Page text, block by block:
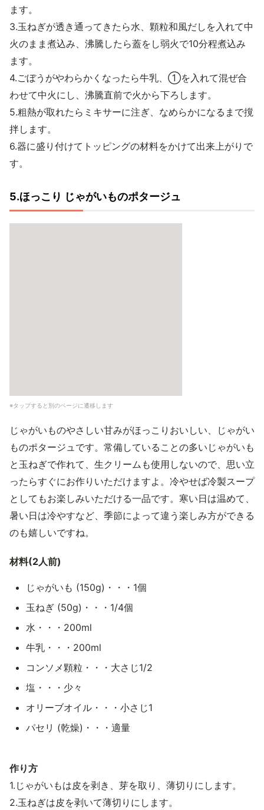
ます。
3.玉ねぎが透き通ってきたら水、顆粒和風だしを入れて中
火のまま煮込み、沸騰したら蓋をし弱火で10分程煮込み
ます。
4.ごぼうがやわらかくなったら牛乳、①を入れて混ぜ合
わせて中火にし、沸騰直前で火から下ろします。
5.粗熱が取れたらミキサーに注ぎ、なめらかになるまで撹
拌します。
6.器に盛り付けてトッピングの材料をかけて出来上がりで
す。
5.ほっこり じゃがいものポタージュ
※タップすると別のページに遷移します
じゃがいものやさしい甘みがほっこりおいしい、じゃがい
ものポタージュです。常備していることの多いじゃがいも
と玉ねぎで作れて、生クリームも使用しないので、思い立
ったらすぐにお作りいただけますよ。冷やせば冷製スープ
としてもお楽しみいただける一品です。寒い日は温めて、
暑い日は冷やすなど、季節によって違う楽しみ方ができる
のも嬉しいですね。
材料(2人前)
じゃがいも (150g)・・・1個
玉ねぎ (50g)・・・1/4個
水・・・200ml
牛乳・・・200ml
コンソメ顆粒・・・大さじ1/2
塩・・・少々
オリーブオイル・・・小さじ1
パセリ (乾燥)・・・適量
作り方
1.じゃがいもは皮を剥き、芽を取り、薄切りにします。
2.玉ねぎは皮を剥いて薄切りにします。